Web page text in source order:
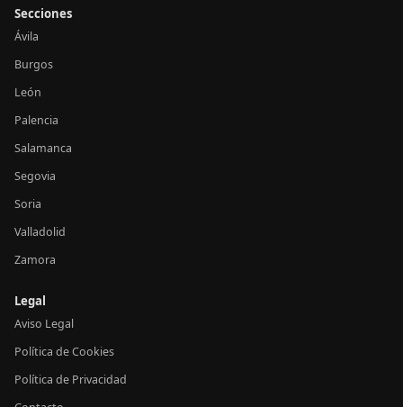
Secciones
Ávila
Burgos
León
Palencia
Salamanca
Segovia
Soria
Valladolid
Zamora
Legal
Aviso Legal
Política de Cookies
Política de Privacidad